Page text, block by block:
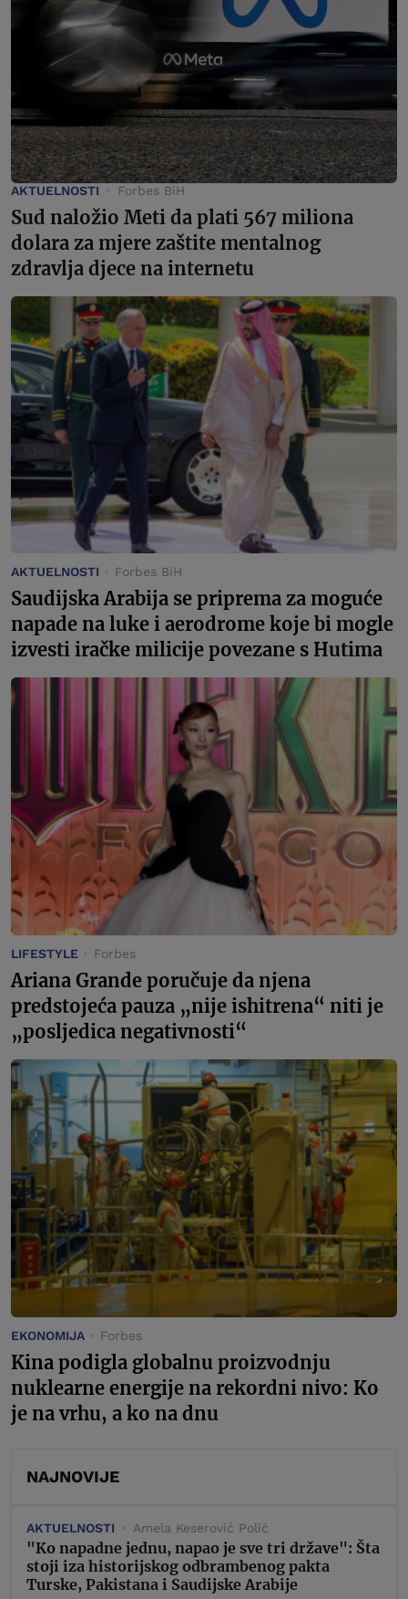
AKTUELNOSTI Forbes BiH
Sud naložio Meti da plati 567 miliona
dolara za mjere zaštite mentalnog
zdravlja djece na internetu
AKTUELNOSTI Forbes BiH
Saudijska Arabija se priprema za moguće
napade na luke i aerodrome koje bi mogle
izvesti iračke milicije povezane s Hutima
LIFESTYLE Forbes
Ariana Grande poručuje da njena
predstojeća pauza „nije ishitrena“ niti je
„posljedica negativnosti“
EKONOMIJA Forbes
Kina podigla globalnu proizvodnju
nuklearne energije na rekordni nivo: Ko
je na vrhu, a ko na dnu
NAJNOVIJE
AKTUELNOSTI Amela Keserović Polić
"Ko napadne jednu, napao je sve tri države": Šta
stoji iza historijskog odbrambenog pakta
Turske, Pakistana i Saudijske Arabije